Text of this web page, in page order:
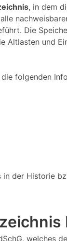
, in dem
Die
und
folgenden
der Historie
welches